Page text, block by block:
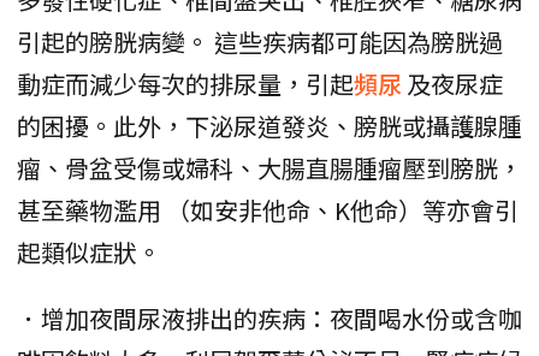
引起的膀胱病變。 這些疾病都可能因為膀胱過
動症而減少每次的排尿量，引起頻尿 及夜尿症
的困擾。此外，下泌尿道發炎、膀胱或攝護腺腫
瘤、骨盆受傷或婦科、大腸直腸腫瘤壓到膀胱，
甚至藥物濫用 （如安非他命、K他命）等亦會引
起類似症狀。
．增加夜間尿液排出的疾病：夜間喝水份或含咖